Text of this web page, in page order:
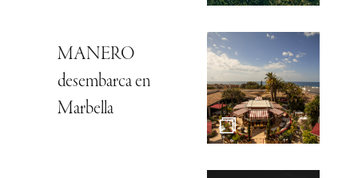
MANERO
desembarca en
Marbella